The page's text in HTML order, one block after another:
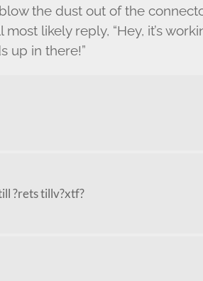
the dust out of the
most likely reply, “Hey, it’s
up in there!”
?rets tillv?xtf?